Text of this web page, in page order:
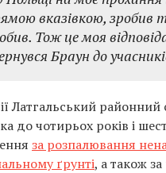
вказівкою, зробив
Тож це моя
Браун до
Латгальський районний
до чотирьох років і
за розпалювання
ґрунті, а також